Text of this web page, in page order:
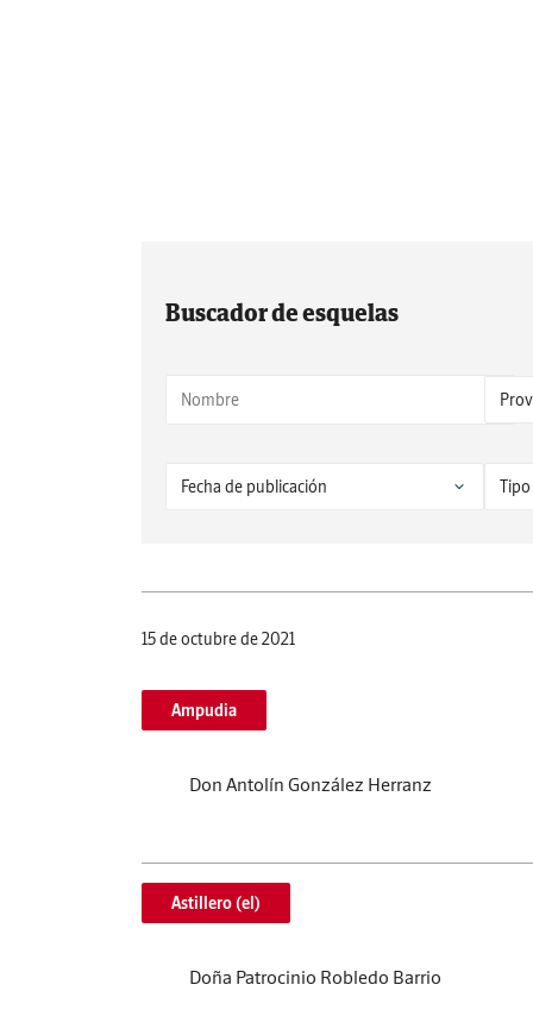
Buscador de esquelas
15 de octubre de 2021
Ampudia
Don Antolín González Herranz
Astillero (el)
Doña Patrocinio Robledo Barrio